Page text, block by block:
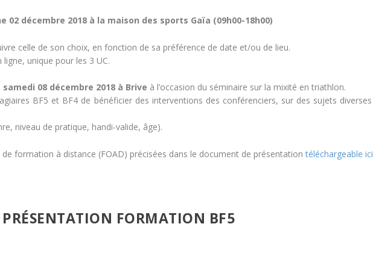
02 décembre 2018 à la maison des sports Gaïa (09h00-18h00)
celle de son choix, en fonction de sa préférence de date et/ou de lieu.
unique pour les 3 UC.
samedi 08 décembre 2018 à Brive à l’occasion du séminaire sur la mixité en triathlon.
BF5 et BF4 de bénéficier des interventions des conférenciers, sur des sujets diverses
niveau de pratique, handi-valide, âge).
formation à distance (FOAD) précisées dans le document de présentationtéléchargeable ici
PRÉSENTATION FORMATION BF5